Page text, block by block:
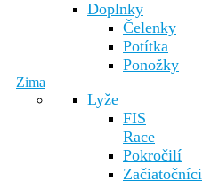
Doplnky
Čelenky
Potítka
Ponožky
Zima
Lyže
FIS
Race
Pokročilí
Začiatočníci